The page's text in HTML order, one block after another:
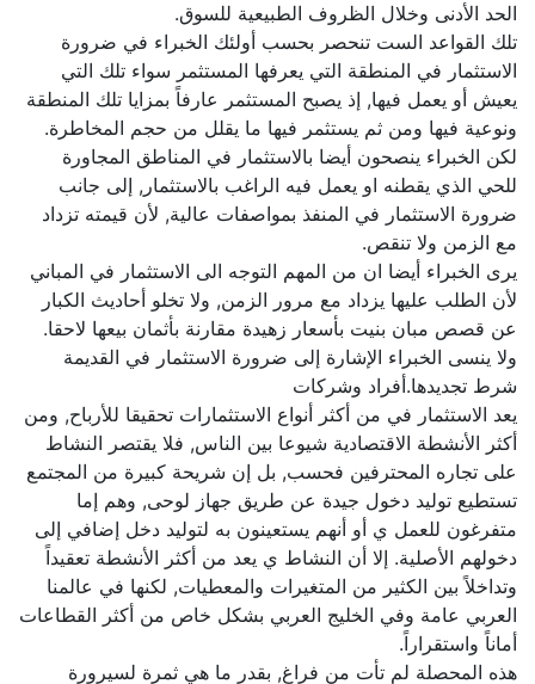
الحد الأدنى وخلال الظروف الطبيعية للسوق.
تلك القواعد الست تنحصر بحسب أولئك الخبراء في ضرورة
الاستثمار في المنطقة التي يعرفها المستثمر سواء تلك التي
يعيش أو يعمل فيها, إذ يصبح المستثمر عارفاً بمزايا تلك المنطقة
ونوعية فيها ومن ثم يستثمر فيها ما يقلل من حجم المخاطرة.
لكن الخبراء ينصحون أيضا بالاستثمار في المناطق المجاورة
للحي الذي يقطنه او يعمل فيه الراغب بالاستثمار, إلى جانب
ضرورة الاستثمار في المنفذ بمواصفات عالية, لأن قيمته تزداد
مع الزمن ولا تنقص.
يرى الخبراء أيضا ان من المهم التوجه الى الاستثمار في المباني
لأن الطلب عليها يزداد مع مرور الزمن, ولا تخلو أحاديث الكبار
عن قصص مبان بنيت بأسعار زهيدة مقارنة بأثمان بيعها لاحقا.
ولا ينسى الخبراء الإشارة إلى ضرورة الاستثمار في القديمة
شرط تجديدها.أفراد وشركات
يعد الاستثمار في من أكثر أنواع الاستثمارات تحقيقا للأرباح, ومن
أكثر الأنشطة الاقتصادية شيوعا بين الناس, فلا يقتصر النشاط
على تجاره المحترفين فحسب, بل إن شريحة كبيرة من المجتمع
تستطيع توليد دخول جيدة عن طريق جهاز لوحى, وهم إما
متفرغون للعمل ي أو أنهم يستعينون به لتوليد دخل إضافي إلى
دخولهم الأصلية. إلا أن النشاط ي يعد من أكثر الأنشطة تعقيداً
وتداخلاً بين الكثير من المتغيرات والمعطيات, لكنها في عالمنا
العربي عامة وفي الخليج العربي بشكل خاص من أكثر القطاعات
أماناً واستقراراً.
هذه المحصلة لم تأت من فراغ, بقدر ما هي ثمرة لسيرورة